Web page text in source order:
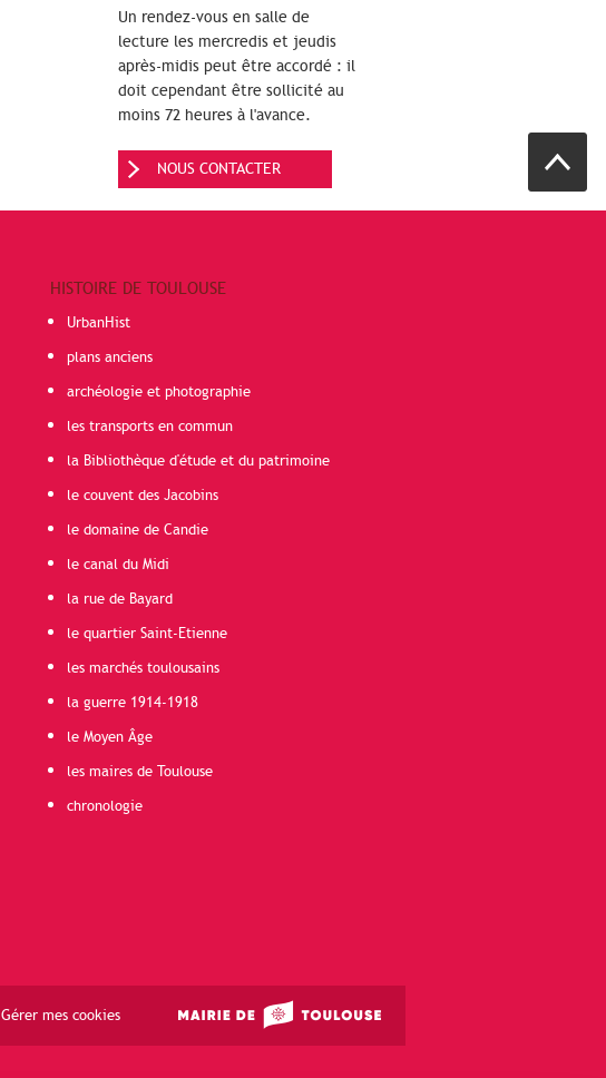
Un rendez-vous en salle de
lecture les mercredis et jeudis
après-midis peut être accordé : il
doit cependant être sollicité au
moins 72 heures à l'avance.
NOUS CONTACTER
HISTOIRE DE TOULOUSE
UrbanHist
plans anciens
archéologie et photographie
les transports en commun
la Bibliothèque d'étude et du patrimoine
le couvent des Jacobins
le domaine de Candie
le canal du Midi
la rue de Bayard
le quartier Saint-Etienne
les marchés toulousains
la guerre 1914-1918
le Moyen Âge
les maires de Toulouse
chronologie
Gérer mes cookies